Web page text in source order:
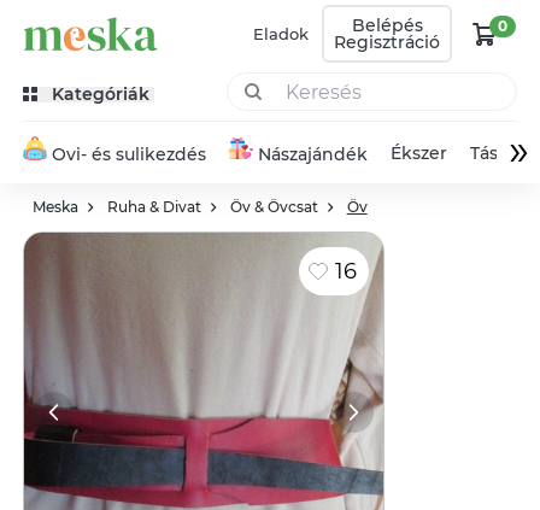
Eladok Belépés
Regisztráció
0
Kategóriák
Ovi- és sulikezdés Nászajándék Ékszer Táska»
Meska Ruha & Divat Öv & Övcsat Öv
16